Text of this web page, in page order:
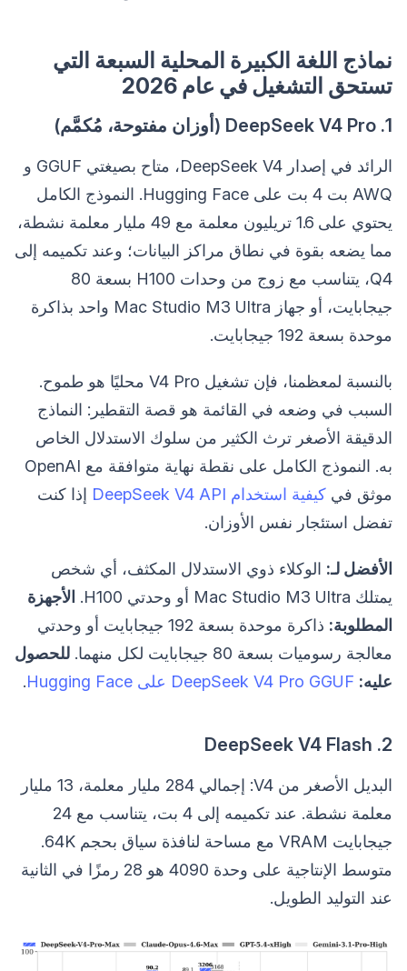
نماذج اللغة الكبيرة المحلية السبعة التي
تستحق التشغيل في عام 2026
1. DeepSeek V4 Pro (أوزان مفتوحة، مُكمَّم)
الرائد في إصدار DeepSeek V4، متاح بصيغتي GGUF و
AWQ بت 4 بت على Hugging Face. النموذج الكامل
يحتوي على 1.6 تريليون معلمة مع 49 مليار معلمة نشطة،
مما يضعه بقوة في نطاق مراكز البيانات؛ وعند تكميمه إلى
Q4، يتناسب مع زوج من وحدات H100 بسعة 80
جيجابايت، أو جهاز Mac Studio M3 Ultra واحد بذاكرة
موحدة بسعة 192 جيجابايت.
بالنسبة لمعظمنا، فإن تشغيل V4 Pro محليًا هو طموح.
السبب في وضعه في القائمة هو قصة التقطير: النماذج
الدقيقة الأصغر ترث الكثير من سلوك الاستدلال الخاص
به. النموذج الكامل على نقطة نهاية متوافقة مع OpenAI
موثق في كيفية استخدام DeepSeek V4 API
إذا كنت
تفضل استئجار نفس الأوزان.
الأفضل لـ: الوكلاء ذوي الاستدلال المكثف، أي شخص
يمتلك Mac Studio M3 Ultra أو وحدتي H100.
الأجهزة
المطلوبة:
ذاكرة موحدة بسعة 192 جيجابايت أو وحدتي
معالجة رسوميات بسعة 80 جيجابايت لكل منهما.
للحصول
عليه: DeepSeek V4 Pro GGUF على Hugging Face .
2. DeepSeek V4 Flash
البديل الأصغر من V4: إجمالي 284 مليار معلمة، 13 مليار
معلمة نشطة. عند تكميمه إلى 4 بت، يتناسب مع 24
جيجابايت VRAM مع مساحة لنافذة سياق بحجم 64K.
متوسط الإنتاجية على وحدة 4090 هو 28 رمزًا في الثانية
عند التوليد الطويل.